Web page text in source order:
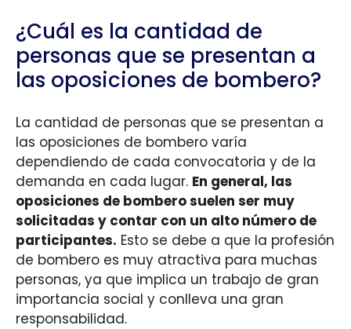
¿Cuál es la cantidad de
personas que se presentan a
las oposiciones de bombero?
La cantidad de personas que se presentan a
las oposiciones de bombero varía
dependiendo de cada convocatoria y de la
demanda en cada lugar. En general, las
oposiciones de bombero suelen ser muy
solicitadas y contar con un alto número de
participantes. Esto se debe a que la profesión
de bombero es muy atractiva para muchas
personas, ya que implica un trabajo de gran
importancia social y conlleva una gran
responsabilidad.